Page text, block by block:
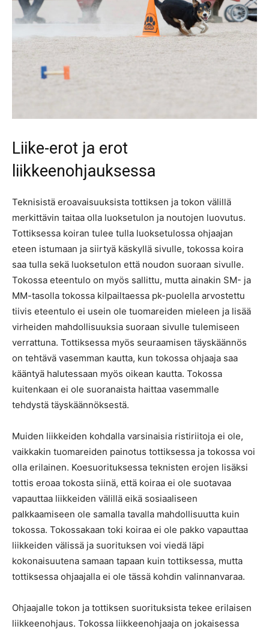
Liike-erot ja erot
liikkeenohjauksessa
Teknisistä eroavaisuuksista tottiksen ja tokon välillä
merkittävin taitaa olla luoksetulon ja noutojen luovutus.
Tottiksessa koiran tulee tulla luoksetulossa ohjaajan
eteen istumaan ja siirtyä käskyllä sivulle, tokossa koira
saa tulla sekä luoksetulon että noudon suoraan sivulle.
Tokossa eteentulo on myös sallittu, mutta ainakin SM- ja
MM-tasolla tokossa kilpailtaessa pk-puolella arvostettu
tiivis eteentulo ei usein ole tuomareiden mieleen ja lisää
virheiden mahdollisuuksia suoraan sivulle tulemiseen
verrattuna. Tottiksessa myös seuraamisen täyskäännös
on tehtävä vasemman kautta, kun tokossa ohjaaja saa
kääntyä halutessaan myös oikean kautta. Tokossa
kuitenkaan ei ole suoranaista haittaa vasemmalle
tehdystä täyskäännöksestä.
Muiden liikkeiden kohdalla varsinaisia ristiriitoja ei ole,
vaikkakin tuomareiden painotus tottiksessa ja tokossa voi
olla erilainen. Koesuorituksessa teknisten erojen lisäksi
tottis eroaa tokosta siinä, että koiraa ei ole suotavaa
vapauttaa liikkeiden välillä eikä sosiaaliseen
palkkaamiseen ole samalla tavalla mahdollisuutta kuin
tokossa. Tokossakaan toki koiraa ei ole pakko vapauttaa
liikkeiden välissä ja suorituksen voi viedä läpi
kokonaisuutena samaan tapaan kuin tottiksessa, mutta
tottiksessa ohjaajalla ei ole tässä kohdin valinnanvaraa.
Ohjaajalle tokon ja tottiksen suorituksista tekee erilaisen
liikkeenohjaus. Tokossa liikkeenohjaaja on jokaisessa